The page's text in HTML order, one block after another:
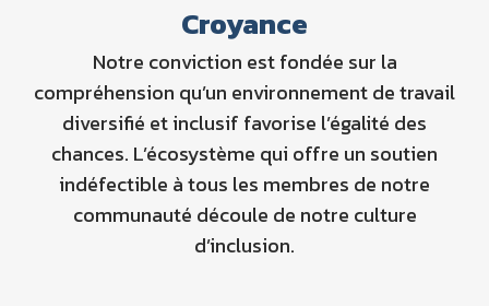
Croyance
Notre conviction est fondée sur la
compréhension qu’un environnement de travail
diversifié et inclusif favorise l’égalité des
chances. L’écosystème qui offre un soutien
indéfectible à tous les membres de notre
communauté découle de notre culture
d’inclusion.